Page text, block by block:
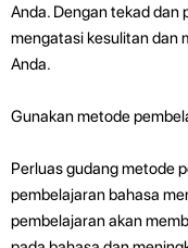
Anda. Dengan tekad dan
mengatasi kesulitan dan
Anda.
Gunakan metode
Perluas gudang metode
pembelajaran bahasa
pembelajaran akan